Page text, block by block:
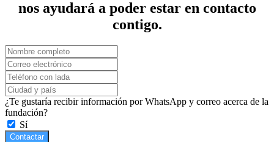
nos ayudará a poder estar en contacto
contigo.
¿Te gustaría recibir información por WhatsApp y correo acerca de la
fundación?
Sí
Contactar